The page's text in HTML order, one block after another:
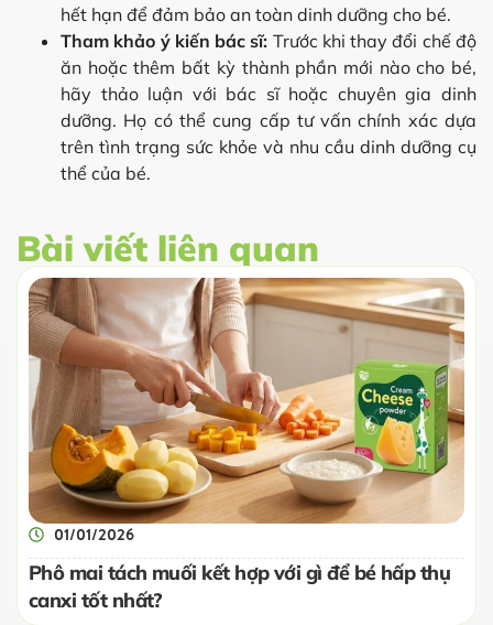
hết hạn để đảm bảo an toàn dinh dưỡng cho bé.
Tham khảo ý kiến bác sĩ: Trước khi thay đổi chế độ
ăn hoặc thêm bất kỳ thành phần mới nào cho bé,
hãy thảo luận với bác sĩ hoặc chuyên gia dinh
dưỡng. Họ có thể cung cấp tư vấn chính xác dựa
trên tình trạng sức khỏe và nhu cầu dinh dưỡng cụ
thể của bé.
Bài viết liên quan
01/01/2026
Phô mai tách muối kết hợp với gì để bé hấp thụ
canxi tốt nhất?